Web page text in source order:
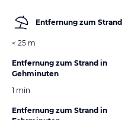
Entfernung zum Strand
< 25 m
Entfernung zum Strand in
Gehminuten
1 min
Entfernung zum Strand in